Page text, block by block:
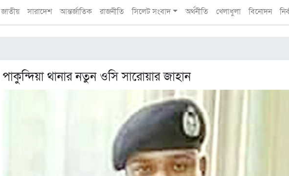
জাতীয় সারাদেশ আন্তর্জাতিক রাজনীতি সিলেট সংবাদ অর্থনীতি খেলাধুলা বিনোদন
পাকুন্দিয়া থানার নতুন ওসি সারোয়ার জাহান